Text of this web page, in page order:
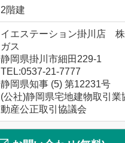
2階建
イエステーション掛川店
ガス
静岡県掛川市細田229-1
TEL:0537-21-7777
静岡県知事 (5) 第12231号
(公社)静岡県宅地建物取引業
動産公正取引協議会